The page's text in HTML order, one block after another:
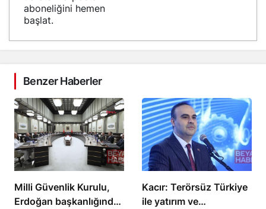
aboneliğini hemen
başlat.
Benzer Haberler
Milli Güvenlik Kurulu,
Erdoğan başkanlığında
Kacır: Terörsüz Türkiye
ile yatırım ve